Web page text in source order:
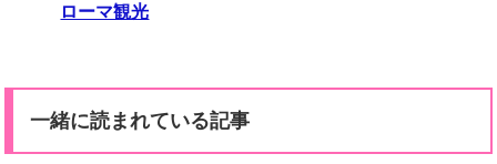
ローマ観光
一緒に読まれている記事